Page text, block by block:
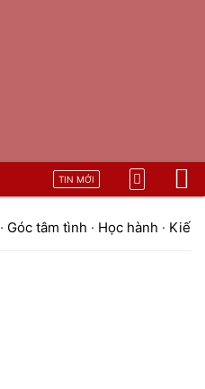
TIN MỚI
· Góc tâm tình · Học hành · Kiến